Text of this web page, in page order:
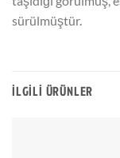
sürülmüştür.
İLGILI ÜRÜNLER